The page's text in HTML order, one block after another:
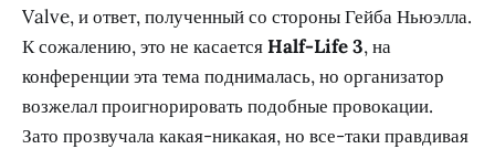
Valve, и ответ, полученный со стороны Гейба Ньюэлла.
К сожалению, это не касаетсяHalf-Life 3, на
конференции эта тема поднималась, но организатор
возжелал проигнорировать подобные провокации.
Зато прозвучала какая-никакая, но все-таки правдивая